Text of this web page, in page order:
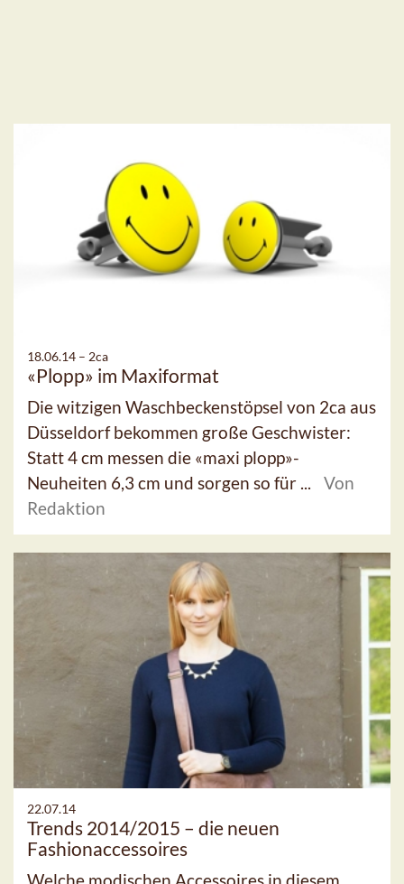
18.06.14 – 2ca
«Plopp» im Maxiformat
Die witzigen Waschbeckenstöpsel von 2ca aus
Düsseldorf bekommen große Geschwister:
Statt 4 cm messen die «maxi plopp»-
Neuheiten 6,3 cm und sorgen so für ...
Von
Redaktion
22.07.14
Trends 2014/2015 – die neuen
Fashionaccessoires